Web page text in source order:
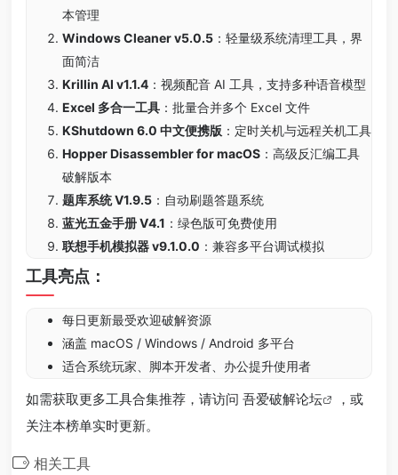
本管理
Windows Cleaner v5.0.5 ：轻量级系统清理工具，界
面简洁
Krillin AI v1.1.4 ：视频配音 AI 工具，支持多种语音模型
Excel 多合一工具 ：批量合并多个 Excel 文件
KShutdown 6.0 中文便携版 ：定时关机与远程关机工具
Hopper Disassembler for macOS ：高级反汇编工具
破解版本
题库系统 V1.9.5 ：自动刷题答题系统
蓝光五金手册 V4.1 ：绿色版可免费使用
联想手机模拟器 v9.1.0.0 ：兼容多平台调试模拟
工具亮点：
每日更新最受欢迎破解资源
涵盖 macOS / Windows / Android 多平台
适合系统玩家、脚本开发者、办公提升使用者
如需获取更多工具合集推荐，请访问 吾爱破解论坛
，或
关注本榜单实时更新。
相关工具